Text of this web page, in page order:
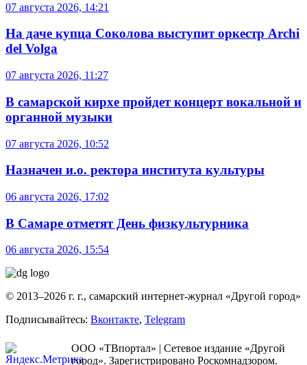
07 августа 2026, 14:21
На даче купца Соколова выступит оркестр Archi
del Volga
07 августа 2026, 11:27
В самарской кирхе пройдет концерт вокальной и
органной музыки
07 августа 2026, 10:52
Назначен и.о. ректора института культуры
06 августа 2026, 17:02
В Самаре отметят День физкультурника
06 августа 2026, 15:54
© 2013–2026 г. г., самарский интернет-журнал «Другой город»
Подписывайтесь: Вконтакте, Telegram
ООО «ТВпортал» | Сетевое издание «Другой
город». Зарегистрировано Роскомнадзором.